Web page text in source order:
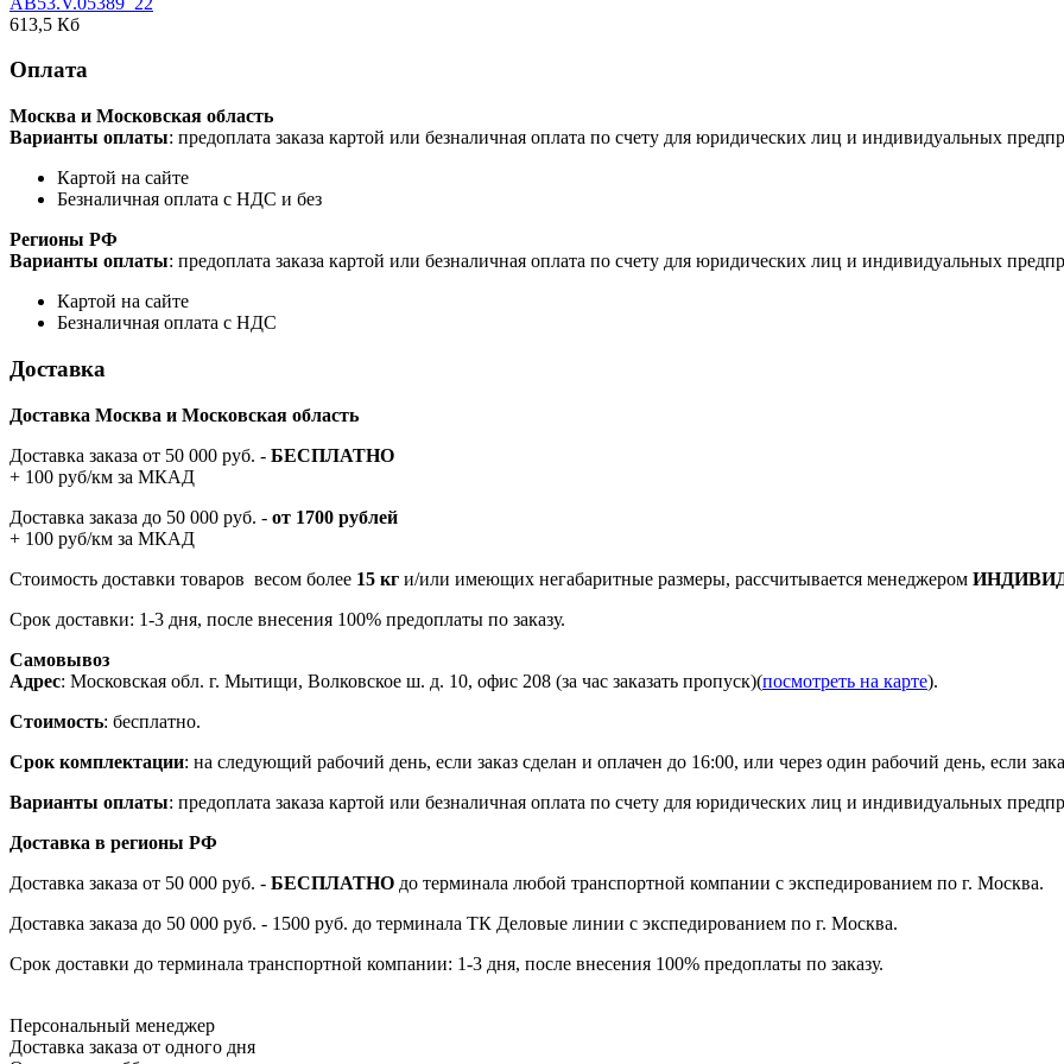
613,5 Кб
Оплата
Москва и Московская область
Варианты оплаты: предоплата заказа картой или безналичная оплата по счету для юридических лиц и индивидуальных
Картой на сайте
Безналичная оплата с НДС и без
Регионы РФ
Варианты оплаты: предоплата заказа картой или безналичная оплата по счету для юридических лиц и индивидуальных
Картой на сайте
Безналичная оплата с НДС
Доставка
Доставка Москва и Московская область
Доставка заказа от 50 000 руб. - БЕСПЛАТНО
+ 100 руб/км за МКАД
Доставка заказа до 50 000 руб. - от 1700 рублей
+ 100 руб/км за МКАД
Стоимость доставки товаров весом более 15 кг и/или имеющих негабаритные размеры, рассчитывается менеджером
Срок доставки: 1-3 дня, после внесения 100% предоплаты по заказу.
Самовывоз
Адрес: Московская обл. г. Мытищи, Волковское ш. д. 10, офис 208 (за час заказать пропуск)(посмотреть на карте).
Стоимость: бесплатно.
Срок комплектации: на следующий рабочий день, если заказ сделан и оплачен до 16:00, или через один рабочий день, если
Варианты оплаты: предоплата заказа картой или безналичная оплата по счету для юридических лиц и индивидуальных
Доставка в регионы РФ
Доставка заказа от 50 000 руб. - БЕСПЛАТНО до терминала любой транспортной компании с экспедированием по г. Москва.
Доставка заказа до 50 000 руб. - 1500 руб. до терминала ТК Деловые линии с экспедированием по г. Москва.
Срок доставки до терминала транспортной компании: 1-3 дня, после внесения 100% предоплаты по заказу.
Персональный менеджер
Доставка заказа от одного дня